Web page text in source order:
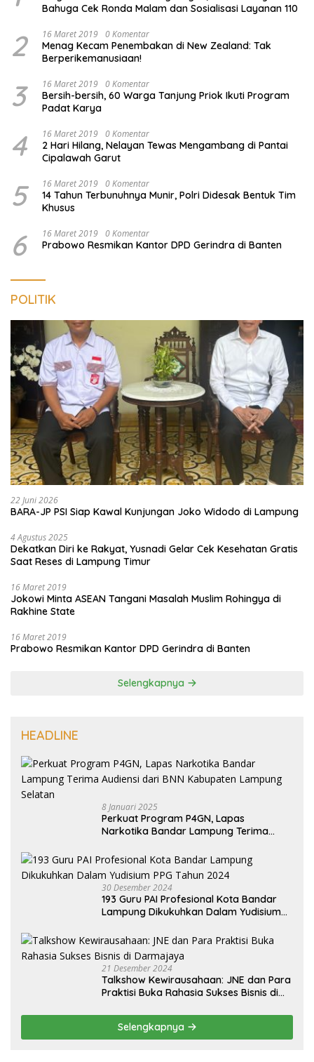
Bahuga Cek Ronda Malam dan Sosialisasi Layanan 110
2 16 Maret 2019 0 Komentar
Menag Kecam Penembakan di New Zealand: Tak
Berperikemanusiaan!
3 16 Maret 2019 0 Komentar
Bersih-bersih, 60 Warga Tanjung Priok Ikuti Program
Padat Karya
4 16 Maret 2019 0 Komentar
2 Hari Hilang, Nelayan Tewas Mengambang di Pantai
Cipalawah Garut
5 16 Maret 2019 0 Komentar
14 Tahun Terbunuhnya Munir, Polri Didesak Bentuk Tim
Khusus
6 16 Maret 2019 0 Komentar
Prabowo Resmikan Kantor DPD Gerindra di Banten
POLITIK
22 Juni 2026
BARA-JP PSI Siap Kawal Kunjungan Joko Widodo di Lampung
4 Agustus 2025
Dekatkan Diri ke Rakyat, Yusnadi Gelar Cek Kesehatan Gratis
Saat Reses di Lampung Timur
16 Maret 2019
Jokowi Minta ASEAN Tangani Masalah Muslim Rohingya di
Rakhine State
16 Maret 2019
Prabowo Resmikan Kantor DPD Gerindra di Banten
Selengkapnya
HEADLINE
8 Januari 2025
Perkuat Program P4GN, Lapas
Narkotika Bandar Lampung Terima
Selatan
30 Desember 2024
193 Guru PAI Profesional Kota Bandar
Lampung Dikukuhkan Dalam Yudisium
21 Desember 2024
Talkshow Kewirausahaan: JNE dan Para
Praktisi Buka Rahasia Sukses Bisnis di
Selengkapnya